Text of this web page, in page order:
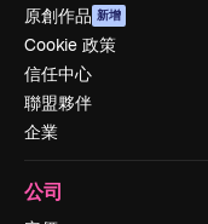
原創作品 新增
Cookie 政策
信任中心
聯盟夥伴
企業
公司